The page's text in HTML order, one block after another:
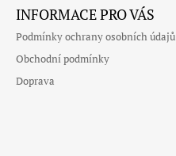
INFORMACE PRO VÁS
Podmínky ochrany osobních údajů
Obchodní podmínky
Doprava